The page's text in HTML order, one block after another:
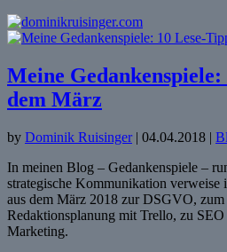
Meine Gedankenspiele:
dem März
by Dominik Ruisinger | 04.04.2018 |
In meinen Blog – Gedankenspiele –
strategische Kommunikation verweise
aus dem März 2018 zur DSGVO,
Redaktionsplanung mit Trello, zu
Marketing.